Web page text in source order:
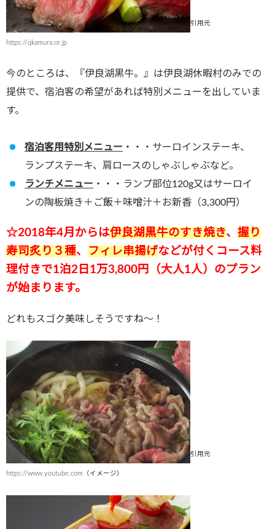
引用元
https://qkamura.or.jp
今のところは、『伊良湖黒牛。』は伊良湖休暇村のみでの
提供で、宿泊客の希望があれば特別メニューを出していま
す。
宿泊客用特別メニュー ・・・サーロインステーキ、
ランプステーキ、肩ロースのしゃぶしゃぶなど。
ランチメニュー ・・・ランプ部位120g又はサーロイ
ンの陶板焼き＋ご飯＋味噌汁＋お新香（3,300円）
☆2018年4月からは伊良湖黒牛のすき焼き、 握り
寿司炙り３種、 フィレ串揚げなどが付くコース料
理付きで1泊2日1万3,800円（大人1人）のプラン
が始まります。
どれもスゴク美味しそうですね～！
引用元
https://www.youtube.com（イメージ）